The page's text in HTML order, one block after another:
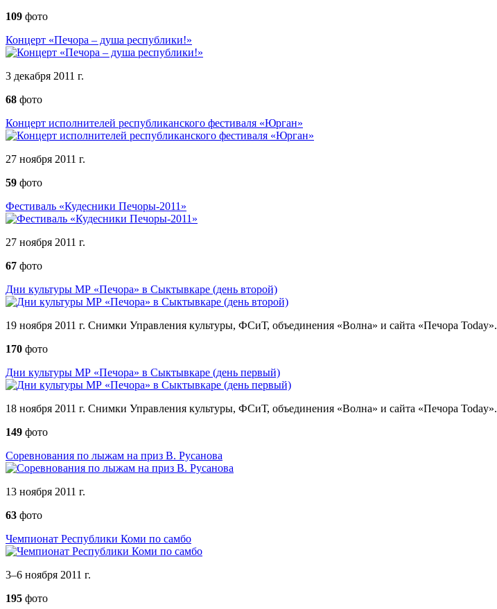
109 фото
Концерт «Печора – душа республики!»
3 декабря 2011 г.
68 фото
Концерт исполнителей республиканского фестиваля «Юрган»
27 ноября 2011 г.
59 фото
Фестиваль «Кудесники Печоры-2011»
27 ноября 2011 г.
67 фото
Дни культуры МР «Печора» в Сыктывкаре (день второй)
19 ноября 2011 г. Снимки Управления культуры, ФСиТ, объединения «Волна» и сайта «Печора Today».
170 фото
Дни культуры МР «Печора» в Сыктывкаре (день первый)
18 ноября 2011 г. Снимки Управления культуры, ФСиТ, объединения «Волна» и сайта «Печора Today».
149 фото
Соревнования по лыжам на приз В. Русанова
13 ноября 2011 г.
63 фото
Чемпионат Республики Коми по самбо
3–6 ноября 2011 г.
195 фото